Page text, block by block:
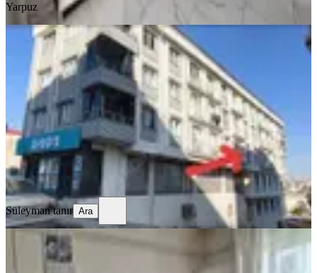
Yarpuz
YENİ
Sahibinden Kiralık 1+1
Dulkadiroğlu, Gazi Paşa Mahallesi
1+1
55 m² · 2. Kat 03.08.2026
11.000 ₺
Süleyman tanır
Ara
Süleyman tanır Ara
YENİ
Doru Gayrimenkulden Çarşı
Merkezde 1+1 Eşyalı Daire